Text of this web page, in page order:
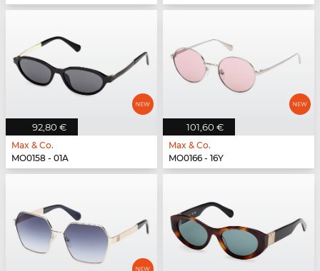
92,80 €
Max & Co.
MO0158 - 01A
101,60 €
Max & Co.
MO0166 - 16Y